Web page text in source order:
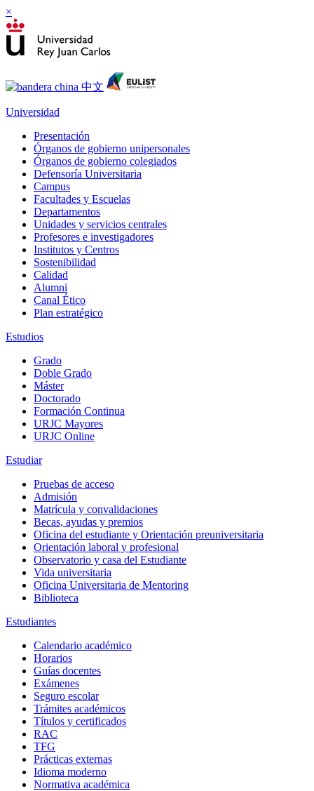
×
Universidad
Presentación
Órganos de gobierno unipersonales
Órganos de gobierno colegiados
Defensoría Universitaria
Campus
Facultades y Escuelas
Departamentos
Unidades y servicios centrales
Profesores e investigadores
Institutos y Centros
Sostenibilidad
Calidad
Alumni
Canal Ético
Plan estratégico
Estudios
Grado
Doble Grado
Máster
Doctorado
Formación Continua
URJC Mayores
URJC Online
Estudiar
Pruebas de acceso
Admisión
Matrícula y convalidaciones
Becas, ayudas y premios
Oficina del estudiante y Orientación preuniversitaria
Orientación laboral y profesional
Observatorio y casa del Estudiante
Vida universitaria
Oficina Universitaria de Mentoring
Biblioteca
Estudiantes
Calendario académico
Horarios
Guías docentes
Exámenes
Seguro escolar
Trámites académicos
Títulos y certificados
RAC
TFG
Prácticas externas
Idioma moderno
Normativa académica